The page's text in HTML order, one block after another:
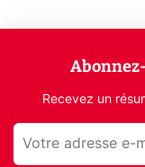
Recevez un